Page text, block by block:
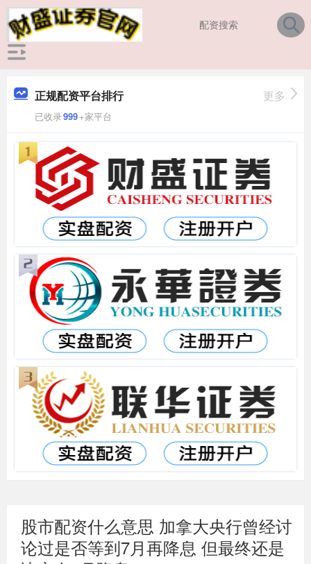
正规配资平台排行
已收录999+家平台
更多
股市配资什么意思 加拿大央行曾经讨
论过是否等到7月再降息 但最终还是